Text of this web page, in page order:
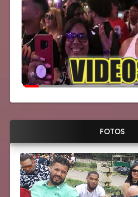
FOTOS